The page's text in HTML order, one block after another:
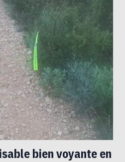
bien voyante en